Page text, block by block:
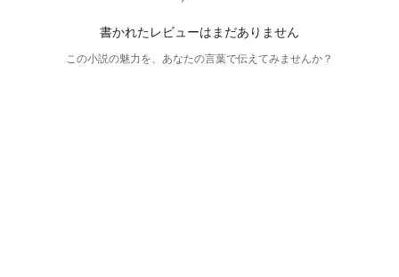
書かれたレビューはまだありません
この小説の魅力を、あなたの言葉で伝えてみませんか？